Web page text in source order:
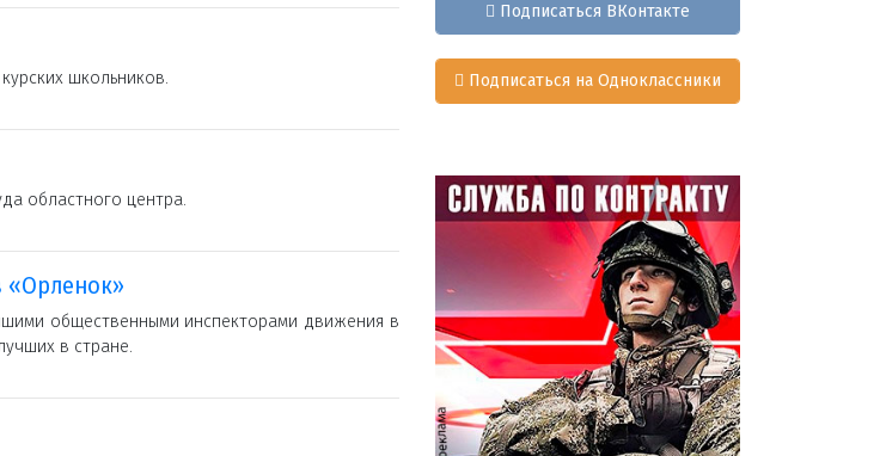
школьников.
областного центра.
«Орленок»
общественными инспекторами движения в
в стране.
Подписаться ВКонтакте
Подписаться на Одноклассники